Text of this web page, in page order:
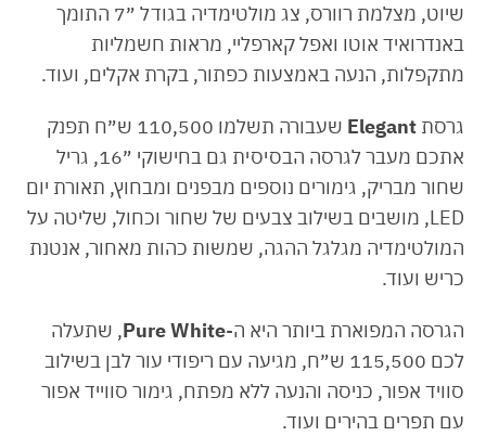
שיוט, מצלמת רוורס, צג מולטימדיה בגודל ״7 התומך
באנדרואיד אוטו ואפל קארפליי, מראות חשמליות
מתקפלות, הנעה באמצעות כפתור, בקרת אקלים, ועוד.
גרסת Elegant
שעבורה תשלמו 110,500 ש״ח תפנק
אתכם מעבר לגרסה הבסיסית גם בחישוקי ״16, גריל
שחור מבריק, גימורים נוספים מבפנים ומבחוץ, תאורת יום
LED, מושבים בשילוב צבעים של שחור וכחול, שליטה על
המולטימדיה מגלגל ההגה, שמשות כהות מאחור, אנטנת
כריש ועוד.
הגרסה המפוארת ביותר היא ה-Pure White, שתעלה
לכם 115,500 ש״ח, מגיעה עם ריפודי עור לבן בשילוב
סוויד אפור, כניסה והנעה ללא מפתח, גימור סווייד אפור
עם תפרים בהירים ועוד.